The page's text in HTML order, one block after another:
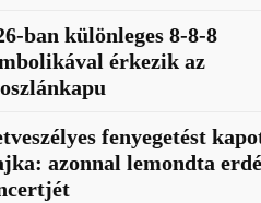
ban különleges 8-8-8
érkezik az
fenyegetést
azonnal lemondta